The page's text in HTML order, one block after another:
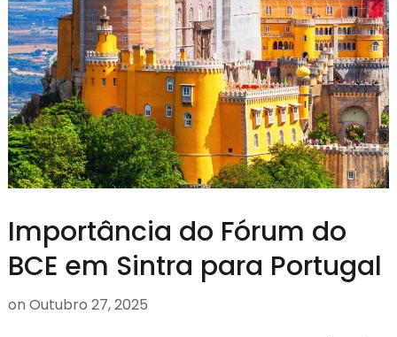
Importância do Fórum do
BCE em Sintra para Portugal
on Outubro 27, 2025